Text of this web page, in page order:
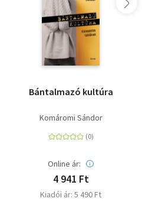
Bántalmazó kultúra
Komáromi Sándor
Online ár:
4 941 Ft
Kiadói ár: 5 490 Ft